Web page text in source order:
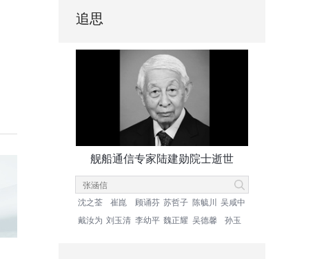
追思
舰船通信专家陆建勋院士逝世
沈之荃 崔崑 顾诵芬 苏哲子 陈毓川
吴咸中
戴汝为 刘玉清 李幼平 魏正耀 吴德馨 孙玉